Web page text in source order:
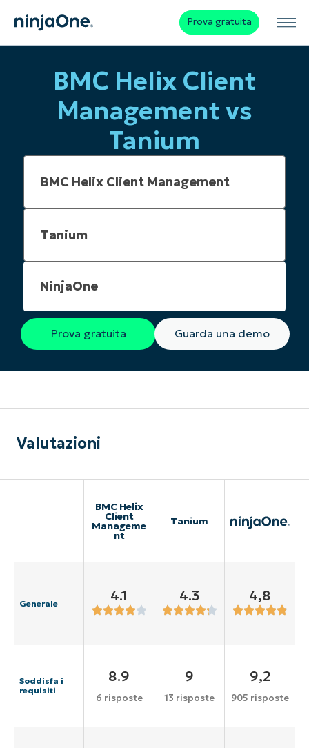
Prova gratuita
BMC Helix Client
Management vs
Tanium
NinjaOne
Prova gratuita Guarda una demo
Valutazioni
BMC Helix
Client
Manageme
nt
Tanium
Generale 4.1 4.3 4,8
Soddisfa i
requisiti
8.9
6 risposte
9
13 risposte
9,2
905 risposte